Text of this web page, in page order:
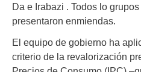
Da e Irabazi . Todos lo
presentaron enmiendas.
El equipo de gobierno ha
criterio de la revalorización